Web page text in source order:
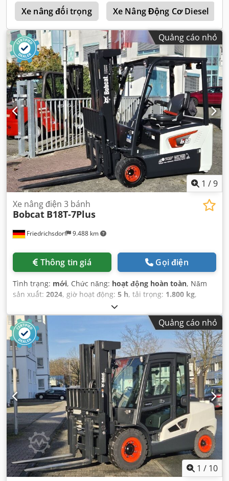
Xe nâng đối trọng Xe Nâng Động Cơ Diesel
Quảng cáo nhỏ
1 /9
Friedrichsdorf 9.488 km
Xe nâng điện 3 bánh
Bobcat B18T-7Plus
Thông tin giá Gọi điện
Tình trạng: mới, Chức năng: hoạt động hoàn toàn, Năm
sản xuất: 2024, giờ hoạt động: 5 h, tải trọng: 1.800 kg,
, nâng tự do:
nhiên liệu:điện, loại cột:triplex, chiều cao xây dựng:2.130
mm, công suất: 6 kW (8,16 mã lực)
, chiều rộng giá đỡ càng
nâng:902 mm , chiều dài càng: 1.200 mm, trọng lượng
không tải: 3.250 kg , tổng chiều dài:1.991 mm
, loại truyền
động:Elektro, chiều rộng xây dựng:1.090 mm,
Quảng cáo nhỏ
1 / 10